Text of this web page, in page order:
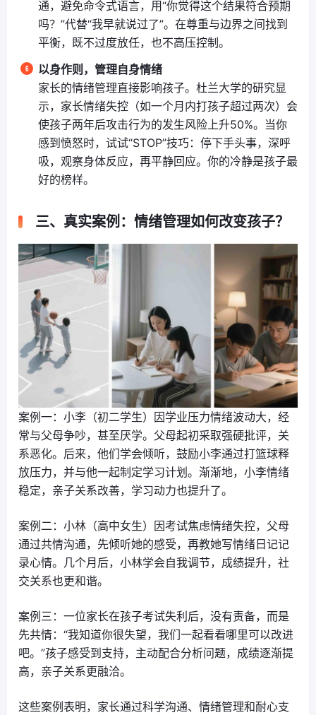
通，避免命令式语言，用“你觉得这个结果符合预期
吗？”代替“我早就说过了”。在尊重与边界之间找到
平衡，既不过度放任，也不高压控制。
以身作则，管理自身情绪
家长的情绪管理直接影响孩子。杜兰大学的研究显
示，家长情绪失控（如一个月内打孩子超过两次）会
使孩子两年后攻击行为的发生风险上升50%。当你
感到愤怒时，试试“STOP”技巧：停下手头事，深呼
吸，观察身体反应，再平静回应。你的冷静是孩子最
好的榜样。
三、真实案例：情绪管理如何改变孩子？
案例一：小李（初二学生）因学业压力情绪波动大，经
常与父母争吵，甚至厌学。父母起初采取强硬批评，关
系恶化。后来，他们学会倾听，鼓励小李通过打篮球释
放压力，并与他一起制定学习计划。渐渐地，小李情绪
稳定，亲子关系改善，学习动力也提升了。
案例二：小林（高中女生）因考试焦虑情绪失控，父母
通过共情沟通，先倾听她的感受，再教她写情绪日记记
录心情。几个月后，小林学会自我调节，成绩提升，社
交关系也更和谐。
案例三：一位家长在孩子考试失利后，没有责备，而是
先共情：“我知道你很失望，我们一起看看哪里可以改进
吧。”孩子感受到支持，主动配合分析问题，成绩逐渐提
高，亲子关系更融洽。
这些案例表明，家长通过科学沟通、情绪管理和耐心支